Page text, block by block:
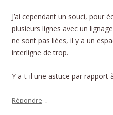
J’ai cependant un souci, pour
plusieurs lignes avec un
ne sont pas liées, il y a un
interligne de trop.
Y a-t-il une astuce par rapport
Répondre ↓